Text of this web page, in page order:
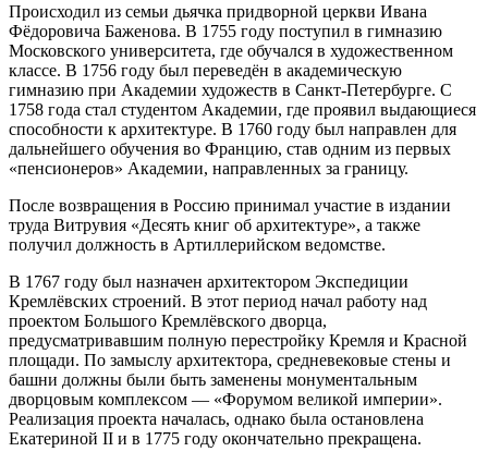
Происходил из семьи дьячка придворной церкви Ивана
Фёдоровича Баженова. В 1755 году поступил в гимназию
Московского университета, где обучался в художественном
классе. В 1756 году был переведён в академическую
гимназию при Академии художеств в Санкт-Петербурге. С
1758 года стал студентом Академии, где проявил выдающиеся
способности к архитектуре. В 1760 году был направлен для
дальнейшего обучения во Францию, став одним из первых
«пенсионеров» Академии, направленных за границу.
После возвращения в Россию принимал участие в издании
труда Витрувия «Десять книг об архитектуре», а также
получил должность в Артиллерийском ведомстве.
В 1767 году был назначен архитектором Экспедиции
Кремлёвских строений. В этот период начал работу над
проектом Большого Кремлёвского дворца,
предусматривавшим полную перестройку Кремля и Красной
площади. По замыслу архитектора, средневековые стены и
башни должны были быть заменены монументальным
дворцовым комплексом — «Форумом великой империи».
Реализация проекта началась, однако была остановлена
Екатериной II и в 1775 году окончательно прекращена.